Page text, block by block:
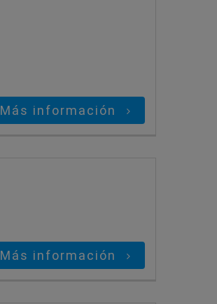
Más información
Más información